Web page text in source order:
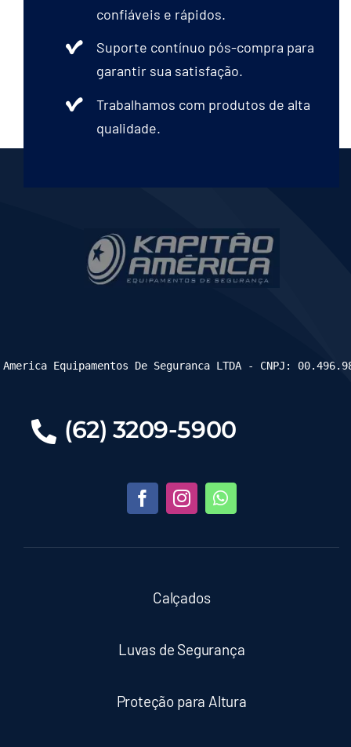
confiáveis e rápidos.
Suporte contínuo pós-compra para
garantir sua satisfação.
Trabalhamos com produtos de alta
qualidade.
(62) 3209-5900
Calçados
Luvas de Segurança
Proteção para Altura
Equipamentos De Seguranca LTDA - CNPJ: